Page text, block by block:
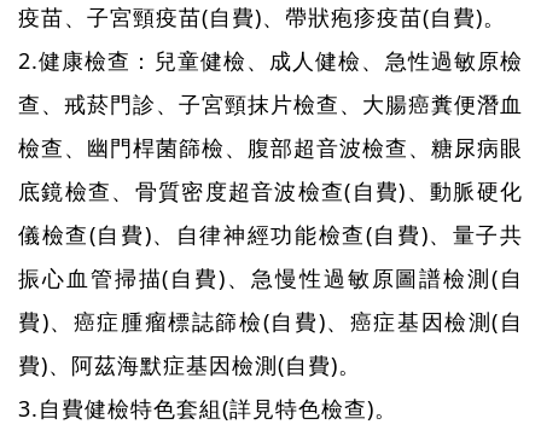
疫苗、子宮頸疫苗(自費)、帶狀疱疹疫苗(自費)。
2.健康檢查：兒童健檢、成人健檢、急性過敏原檢
查、戒菸門診、子宮頸抹片檢查、大腸癌糞便潛血
檢查、幽門桿菌篩檢、腹部超音波檢查、糖尿病眼
底鏡檢查、骨質密度超音波檢查(自費)、動脈硬化
儀檢查(自費)、自律神經功能檢查(自費)、量子共
振心血管掃描(自費)、急慢性過敏原圖譜檢測(自
費)、癌症腫瘤標誌篩檢(自費)、癌症基因檢測(自
費)、阿茲海默症基因檢測(自費)。
3.自費健檢特色套組(詳見特色檢查)。